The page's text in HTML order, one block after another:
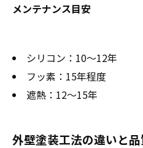
メンテナンス目安
シリコン：10～12年
フッ素：15年程度
遮熱：12～15年
外壁塗装工法の違いと